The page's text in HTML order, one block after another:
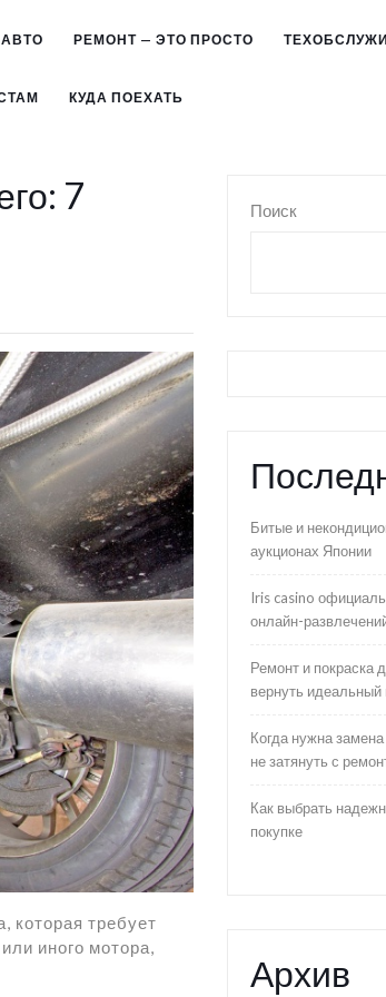
РЕМОНТ — ЭТО ПРОСТО
КУДА ПОЕХАТЬ
7
которая требует
иного мотора,
Поиск
Битые и
аукционах Японии
Iris casino
онлайн-
Ремонт и покраска
вернуть
Когда нужна
не затянуть с
Как выбрать
покупке
Архив